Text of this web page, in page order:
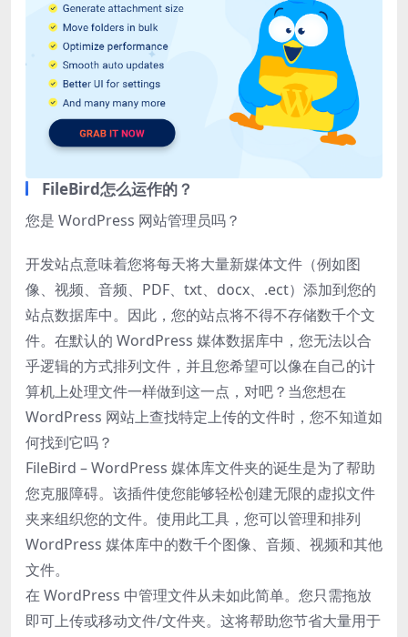
FileBird怎么运作的？
您是 WordPress 网站管理员吗？
开发站点意味着您将每天将大量新媒体文件（例如图
像、视频、音频、PDF、txt、docx、.ect）添加到您的
站点数据库中。因此，您的站点将不得不存储数千个文
件。在默认的 WordPress 媒体数据库中，您无法以合
乎逻辑的方式排列文件，并且您希望可以像在自己的计
算机上处​​理文件一样做到这一点，对吧？当您想在
WordPress 网站上查找特定上传的文件时，您不知道如
何找到它吗？
FileBird – WordPress 媒体库文件夹的诞生是为了帮助
您克服障碍。该插件使您能够轻松创建无限的虚拟文件
夹来组织您的文件。使用此工具，您可以管理和排列
WordPress 媒体库中的数千个图像、音频、视频和其他
文件。
在 WordPress 中管理文件从未如此简单。您只需拖放
即可上传或移动文件/文件夹。这将帮助您节省大量用于